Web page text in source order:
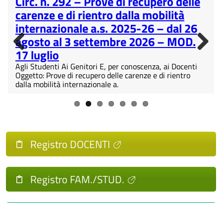
carenze e di rientro dalla mobilità
internazionale a.s. 2025-26 – dal 26
agosto al 3 settembre 2026 – MOD.
17 luglio
Agli Studenti Ai Genitori E, per conoscenza, ai Docenti
Oggetto: Prove di recupero delle carenze e di rientro
dalla mobilità internazionale a.
Previous
Registro DOCENTI
Registro FAM./STUD.